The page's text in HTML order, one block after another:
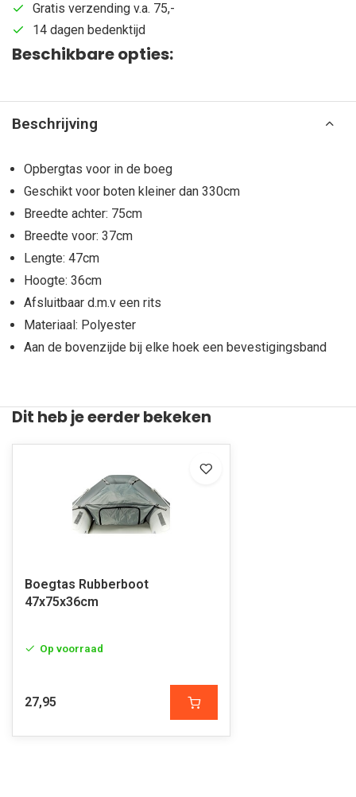
Gratis verzending v.a. 75,-
14 dagen bedenktijd
Beschikbare opties:
Beschrijving
Opbergtas voor in de boeg
Geschikt voor boten kleiner dan 330cm
Breedte achter: 75cm
Breedte voor: 37cm
Lengte: 47cm
Hoogte: 36cm
Afsluitbaar d.m.v een rits
Materiaal: Polyester
Aan de bovenzijde bij elke hoek een bevestigingsband
Dit heb je eerder bekeken
Boegtas Rubberboot
47x75x36cm
Op voorraad
27,95